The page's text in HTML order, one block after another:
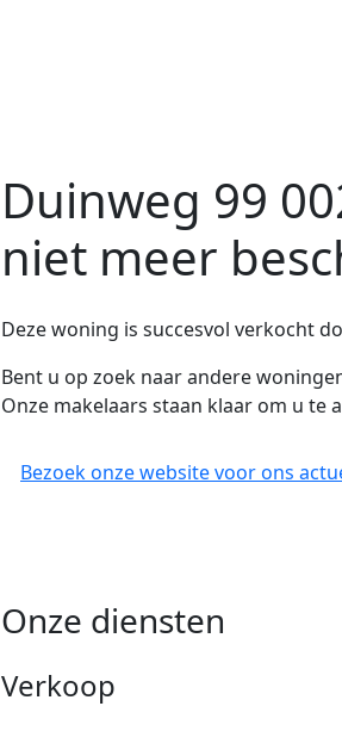
Duinweg 99
niet meer
Deze woning is succesvol verkocht
Bent u op zoek naar andere
Onze makelaars staan klaar om u te
Bezoek onze website voor ons
Onze diensten
Verkoop